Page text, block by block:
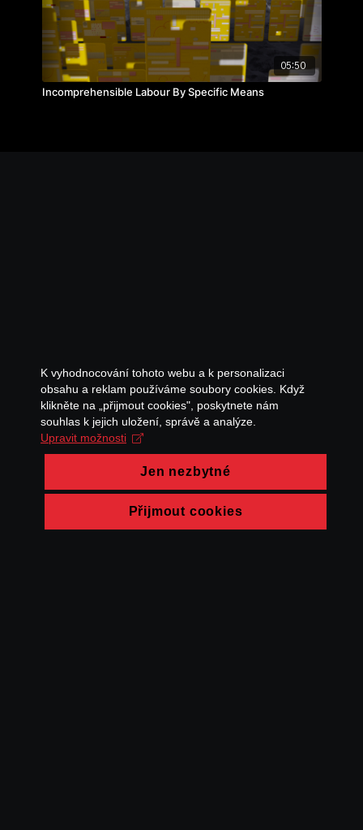
05:50
Incomprehensible Labour By Specific Means
K vyhodnocování tohoto webu a k personalizaci
obsahu a reklam používáme soubory cookies. Když
klikněte na „přijmout cookies", poskytnete nám
souhlas k jejich uložení, správě a analýze.
Upravit možnosti
Jen nezbytné
Přijmout cookies